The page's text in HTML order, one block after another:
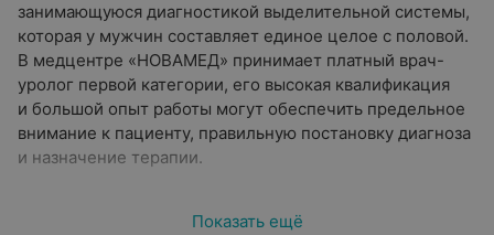
занимающуюся диагностикой выделительной системы,
которая у мужчин составляет единое целое с половой.
В медцентре «НОВАМЕД» принимает платный врач-
уролог первой категории, его высокая квалификация
и большой опыт работы могут обеспечить предельное
внимание к пациенту, правильную постановку диагноза
и назначение терапии.
специалиста, поначалу не беспокоят больного.
Показать ещё